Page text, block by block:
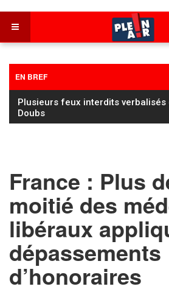
EN BREF
Les Combes : une automobiliste
désincarcérée
France : Plus
moitié des
libéraux
dépassements
d’honoraires